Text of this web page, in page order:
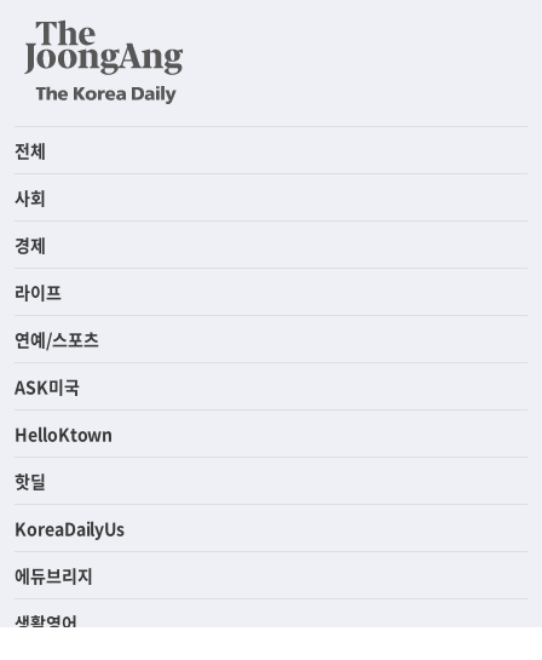
전체
사회
경제
라이프
연예/스포츠
ASK미국
HelloKtown
핫딜
KoreaDailyUs
에듀브리지